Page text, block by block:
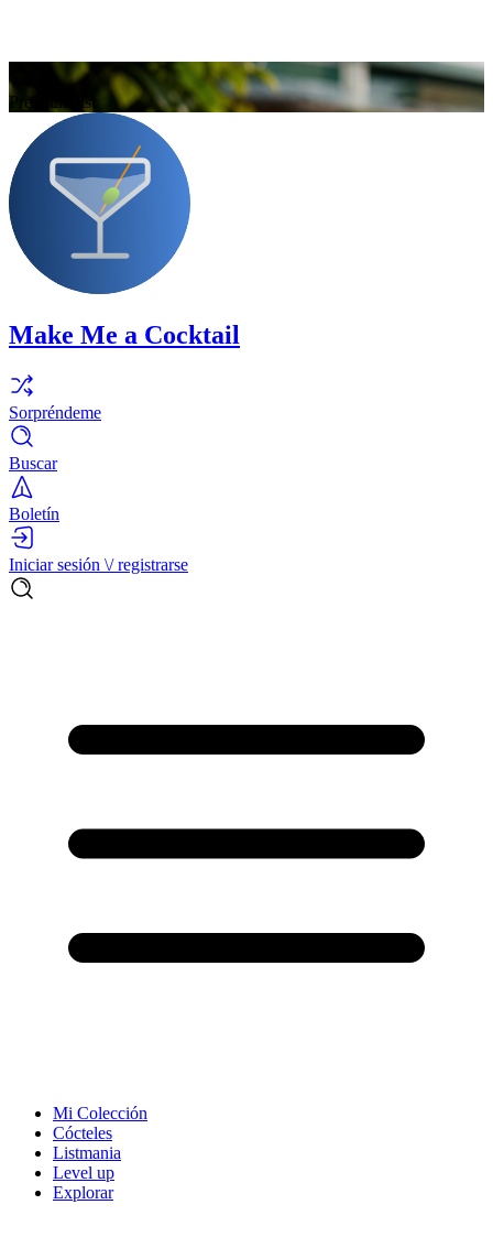
Premium list
Make Me a Cocktail
Sorpréndeme
Buscar
Boletín
Iniciar sesión \/ registrarse
Mi Colección
Cócteles
Listmania
Level up
Explorar